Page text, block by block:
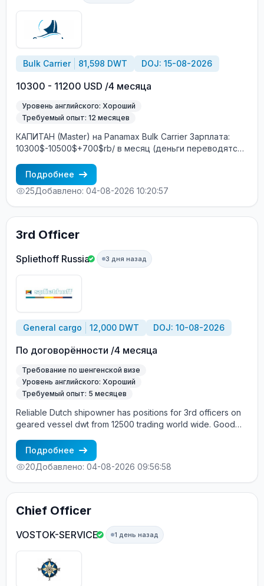
Bulk Carrier 81,598 DWT DOJ: 15-08-2026
10300 - 11200 USD /4 месяца
Уровень английского: Хороший
Требуемый опыт: 12 месяцев
КАПИТАН (Master) на Panamax Bulk Carrier Зарплата:
10300$-10500$+700$rb/ в месяц (деньги переводятся
Характеристики судна: Год постройки: 2012 DWT: 81598
т Главный двигатель: MAN B&W Построено: Южная
Корея Судовладелец: Греция Условия контракта:
Контракт: 4+2 месяца Посадка: Август Экипаж:
смешанный (европейцы + филиппинцы) Интернет на
борту: 2 ГБ в месяц бесплатно Бесплатное
опыта в должности КАПИТАНА (Master) Хороший
английский язык Опыт работы именно на Panamax (bulk
carrier) — обязательно Процесс трудоустройства: CES
Test + интервью с суперинтендантом Морское
агентство «SeadimA» +7(985)022-57-77 +7(985)230-57-
77 cv_crew@seadima.ru
Подробнее
25Добавлено: 04-08-2026 10:20:57
3rd Officer
Spliethoff Russia 3 дня назад
General cargo 12,000 DWT DOJ: 10-08-2026
По договорённости /4 месяца
Требование по шенгенской визе
Уровень английского: Хороший
Требуемый опыт: 5 месяцев
Reliable Dutch shipowner has positions for 3rd officers on
geared vessel dwt from 12500 trading world wide. Good
mentality, motivated and to the vessel and cargo specialists
are highly Valid Schengen visa is more than
Подробнее
20Добавлено: 04-08-2026 09:56:58
Chief Officer
VOSTOK-SERVICE 1 день назад